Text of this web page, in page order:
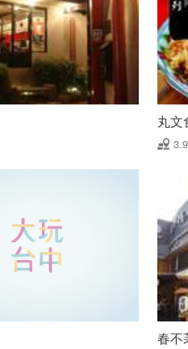
丸文
春不